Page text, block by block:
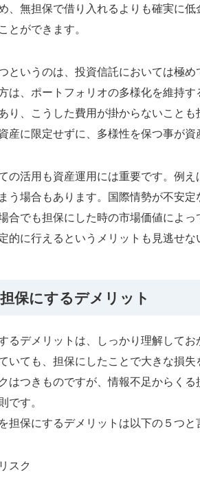
、無担保で借り入れるよりも確実に
とができます。
というのは、投資信託においては極
は、ポートフォリオの多様化を維持
り、こうした費用が掛からないこと
産に限定せずに、多様性を保つ事が資
の活用も資産運用には重要です。例
う場合もあります。国際情勢が不安
合でも担保にした時の市場価値によ
的に行えるというメリットも見逃せな
保にするデメリット
るデメリットは、しっかり理解して
いても、担保にしたことで大きな損失
はつきものですが、情報不足からく
です。
担保にするデメリットは以下の５つと
スク